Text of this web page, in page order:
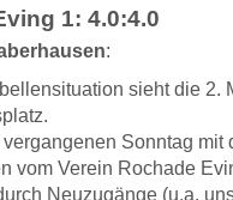
1: 4.0:4.0
:
sieht die 2.
Sonntag mit
vom Verein Rochade
Neuzugänge (u.a.